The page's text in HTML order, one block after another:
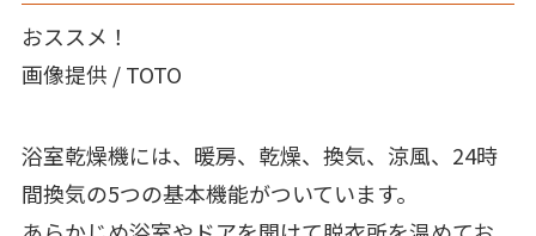
おススメ！
画像提供 / TOTO
浴室乾燥機には、暖房、乾燥、換気、涼風、24時
間換気の5つの基本機能がついています。